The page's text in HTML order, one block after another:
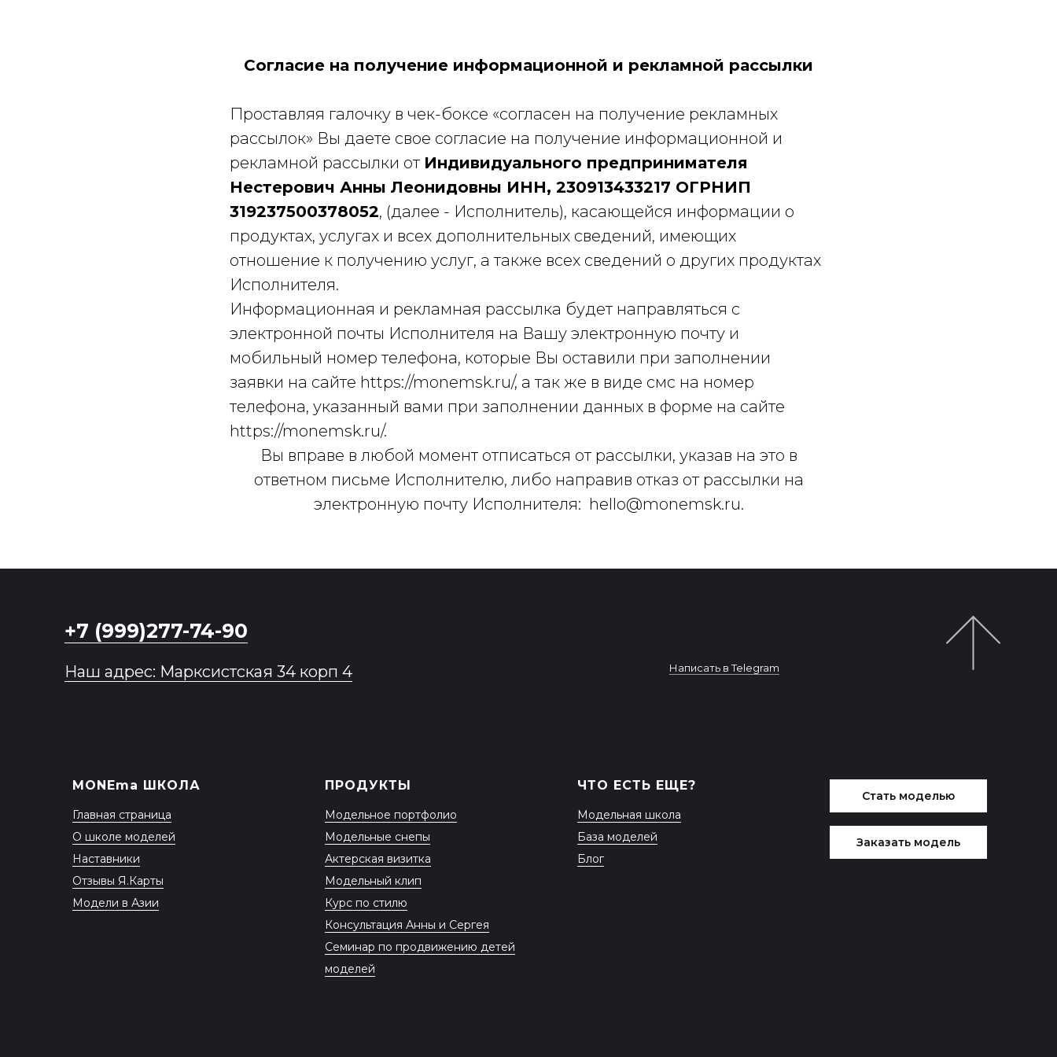
Согласие на получение информационной и рекламной рассылки
Проставляя галочку в чек-боксе «согласен на получение рекламных
рассылок» Вы даете свое согласие на получение информационной и
рекламной рассылки от Индивидуального предпринимателя
Нестерович Анны Леонидовны ИНН, 230913433217 ОГРНИП
319237500378052, (далее - Исполнитель), касающейся информации о
продуктах, услугах и всех дополнительных сведений, имеющих
отношение к получению услуг, а также всех сведений о других продуктах
Исполнителя.
Информационная и рекламная рассылка будет направляться с
электронной почты Исполнителя на Вашу электронную почту и
мобильный номер телефона, которые Вы оставили при заполнении
заявки на сайте https://monemsk.ru/, а так же в виде смс на номер
телефона, указанный вами при заполнении данных в форме на сайте
https://monemsk.ru/.
Вы вправе в любой момент отписаться от рассылки, указав на это в
ответном письме Исполнителю, либо направив отказ от рассылки на
электронную почту Исполнителя: hello@monemsk.ru.
+7 (999)277-74-90
Написать в Telegram
Наш адрес: Марксистская 34 корп 4
MONEma ШКОЛА
Главная страница
О школе моделей
Наставники
Отзывы Я.Карты
Модели в Азии
ПРОДУКТЫ
Модельное портфолио
Модельные снепы
Актерская визитка
Модельный клип
Курс по стилю
Консультация Анны и Сергея
Семинар по продвижению детей
моделей
ЧТО ЕСТЬ ЕЩЕ?
Модельная школа
База моделей
Блог
Стать моделью
Заказать модель